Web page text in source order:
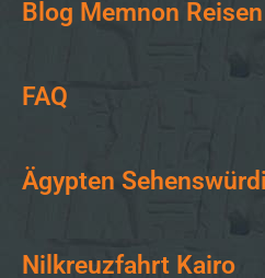
Blog Memnon Reisen
FAQ
Ägypten
Nilkreuzfahrt Kairo